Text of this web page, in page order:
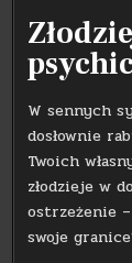
W sennych
dosłownie
Twoich
złodzieje w
ostrzeżenie
swoje